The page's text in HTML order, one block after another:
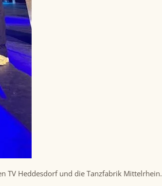
TV Heddesdorf und die Tanzfabrik Mittelrhein.